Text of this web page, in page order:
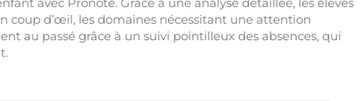
avec Pronote. Grâce à une analyse détaillée, les élèves
coup d’œil, les domaines nécessitant une attention
au passé grâce à un suivi pointilleux des absences, qui